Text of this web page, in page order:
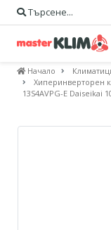
Търсене...
Начало
Хиперинверторен
13S4AVPG-E Daiseikai